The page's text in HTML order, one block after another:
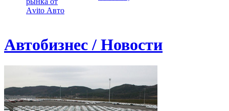
Аvito Авто
Автобизнес / Новости